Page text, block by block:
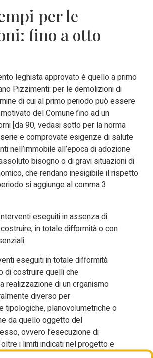
per le
fino a otto
leghista approvato è quello a primo
Pizzimenti: per le demolizioni di
di cui al primo periodo può essere
del Comune fino ad un
[da 90, vedasi sotto per la norma
e comprovate esigenze di salute
nell’immobile all’epoca di adozione
bisogno o di gravi situazioni di
che rendano inesigibile il rispetto
si aggiunge al comma 3
eseguiti in assenza di
in totale difformità o con
eseguiti in totale difformità
di costruire quelli che
realizzazione di un organismo
diverso per
tipologiche, planovolumetriche o
da quello oggetto del
ovvero l’esecuzione di
i limiti indicati nel progetto e